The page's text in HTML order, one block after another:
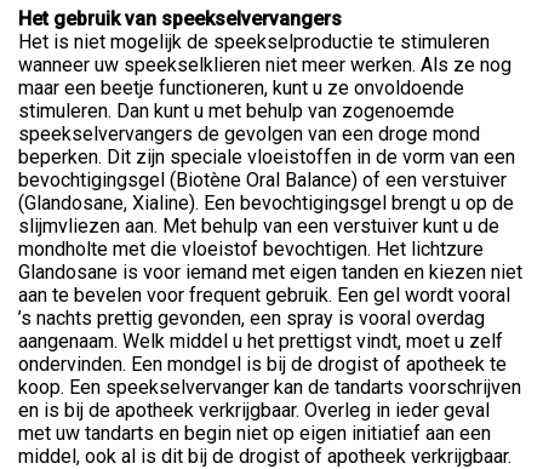
Het gebruik van speekselvervangers
Het is niet mogelijk de speekselproductie te stimuleren
wanneer uw speekselklieren niet meer werken. Als ze nog
maar een beetje functioneren, kunt u ze onvoldoende
stimuleren. Dan kunt u met behulp van zogenoemde
speekselvervangers de gevolgen van een droge mond
beperken. Dit zijn speciale vloeistoffen in de vorm van een
bevochtigingsgel (Biotène Oral Balance) of een verstuiver
(Glandosane, Xialine). Een bevochtigingsgel brengt u op de
slijmvliezen aan. Met behulp van een verstuiver kunt u de
mondholte met die vloeistof bevochtigen. Het lichtzure
Glandosane is voor iemand met eigen tanden en kiezen niet
aan te bevelen voor frequent gebruik. Een gel wordt vooral
’s nachts prettig gevonden, een spray is vooral overdag
aangenaam. Welk middel u het prettigst vindt, moet u zelf
ondervinden. Een mondgel is bij de drogist of apotheek te
koop. Een speekselvervanger kan de tandarts voorschrijven
en is bij de apotheek verkrijgbaar. Overleg in ieder geval
met uw tandarts en begin niet op eigen initiatief aan een
middel, ook al is dit bij de drogist of apotheek verkrijgbaar.